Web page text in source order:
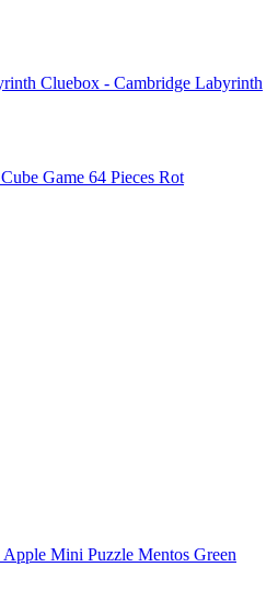
Cluebox - Cambridge Labyrinth
Cube Game 64 Pieces Rot
Mini Puzzle Mentos Green